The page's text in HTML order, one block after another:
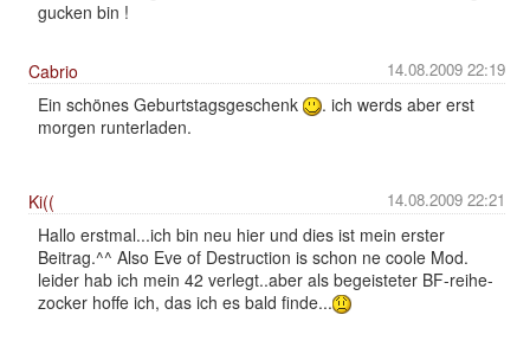
gucken bin !
14.08.2009 22:19
Cabrio
Ein schönes Geburtstagsgeschenk
. ich werds aber erst
morgen runterladen.
14.08.2009 22:21
Ki((
Hallo erstmal...ich bin neu hier und dies ist mein erster
Beitrag.^^ Also Eve of Destruction is schon ne coole Mod.
leider hab ich mein 42 verlegt..aber als begeisteter BF-reihe-
zocker hoffe ich, das ich es bald finde...